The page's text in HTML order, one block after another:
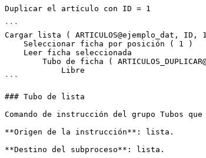
Duplicar el artículo con ID = 1
```
Cargar lista ( ARTICULOS@ejemplo_dat,
```
### Tubo de lista
Comando de instrucción del grupo Tubos
**Origen de la instrucción**: lista.
**Destino del subproceso**: lista.